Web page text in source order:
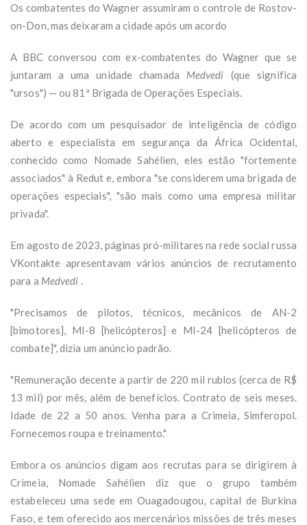
Os combatentes do Wagner assumiram o controle de Rostov-
on-Don, mas deixaram a cidade após um acordo
A BBC conversou com ex-combatentes do Wagner que se
juntaram a uma unidade chamada Medvedi (que significa
"ursos") — ou 81ª Brigada de Operações Especiais.
De acordo com um pesquisador de inteligência de código
aberto e especialista em segurança da África Ocidental,
conhecido como Nomade Sahélien, eles estão "fortemente
associados" à Redut e, embora "se considerem uma brigada de
operações especiais", "são mais como uma empresa militar
privada".
Em agosto de 2023, páginas pró-militares na rede social russa
VKontakte apresentavam vários anúncios de recrutamento
para a Medvedi .
"Precisamos de pilotos, técnicos, mecânicos de AN-2
[bimotores], MI-8 [helicópteros] e MI-24 [helicópteros de
combate]", dizia um anúncio padrão.
"Remuneração decente a partir de 220 mil rublos (cerca de R$
13 mil) por mês, além de benefícios. Contrato de seis meses.
Idade de 22 a 50 anos. Venha para a Crimeia, Simferopol.
Fornecemos roupa e treinamento."
Embora os anúncios digam aos recrutas para se dirigirem à
Crimeia, Nomade Sahélien diz que o grupo também
estabeleceu uma sede em Ouagadougou, capital de Burkina
Faso, e tem oferecido aos mercenários missões de três meses